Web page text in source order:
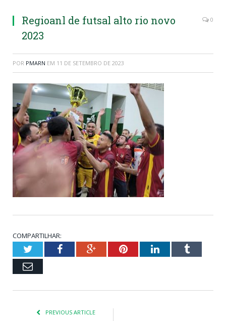
Regioanl de futsal alto rio novo
2023
0
POR PMARN EM 11 DE SETEMBRO DE 2023
COMPARTILHAR:
TwitterFacebookGoogle+PinterestLinkedInTumblr
Email
PREVIOUS ARTICLE